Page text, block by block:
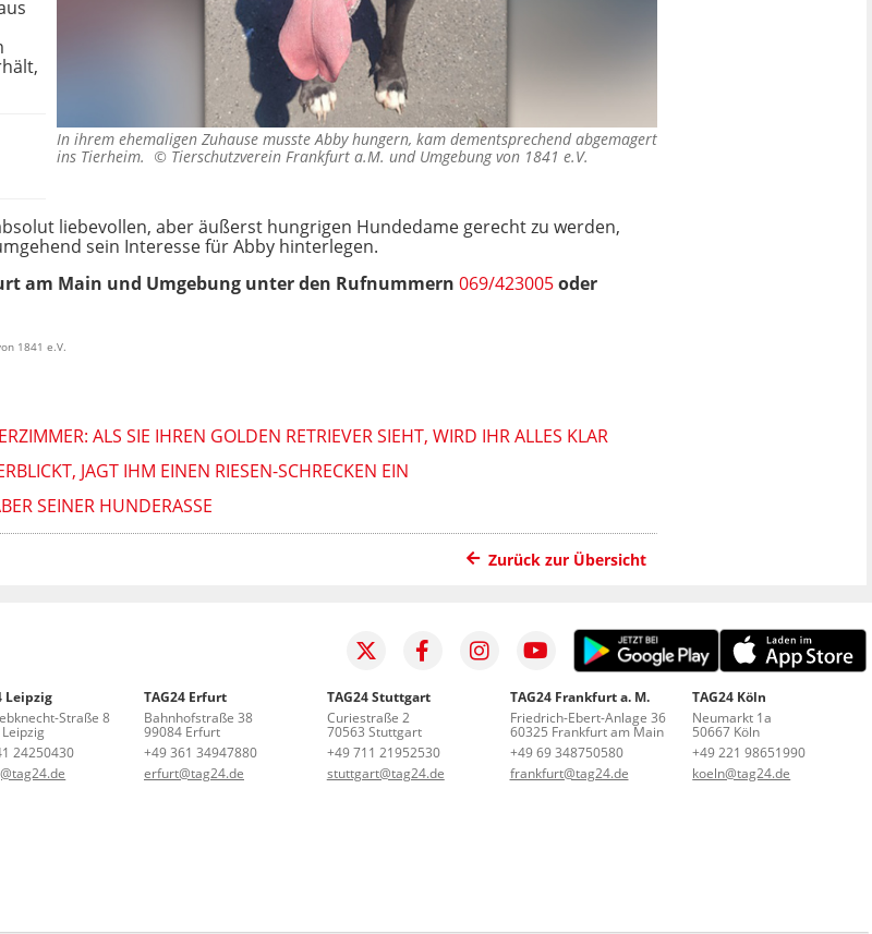
In ihrem ehemaligen Zuhause musste Abby hungern, kam dementsprechend abgemagert
ins Tierheim. © Tierschutzverein Frankfurt a.M. und Umgebung von 1841 e.V.
liebevollen, aber äußerst hungrigen Hundedame gerecht zu werden,
sein Interesse für Abby hinterlegen.
am Main und Umgebung unter den Rufnummern 069/423005oder
1841 e.V.
ALS SIE IHREN GOLDEN RETRIEVER SIEHT, WIRD IHR ALLES KLAR
JAGT IHM EINEN RIESEN-SCHRECKEN EIN
SEINER HUNDERASSE
Zurück zur Übersicht
Leipzig
Straße 8
24250430
TAG24 Erfurt
Bahnhofstraße 38
99084 Erfurt
+49 361 34947880
erfurt@tag24.de
TAG24 Stuttgart
Curiestraße 2
70563 Stuttgart
+49 711 21952530
stuttgart@tag24.de
TAG24 Frankfurt a. M.
Friedrich-Ebert-Anlage 36
60325 Frankfurt am Main
+49 69 348750580
frankfurt@tag24.de
TAG24 Köln
Neumarkt 1a
50667 Köln
+49 221 98651990
koeln@tag24.de